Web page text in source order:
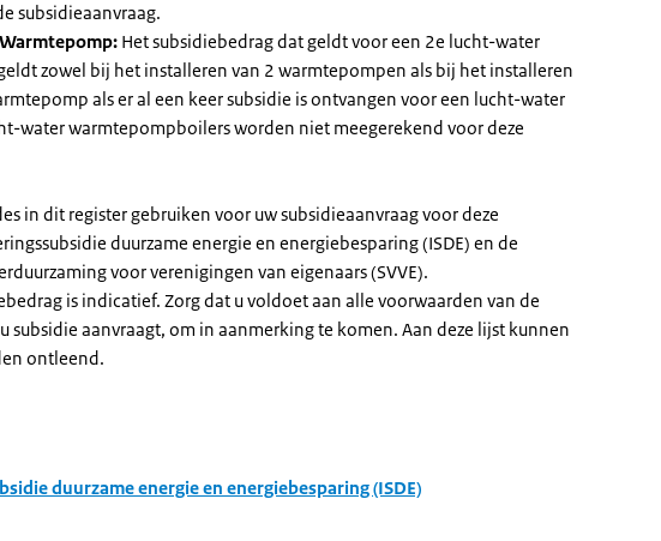
subsidieaanvraag.
Het subsidiebedrag dat geldt voor een 2e lucht-water
zowel bij het installeren van 2 warmtepompen als bij het installeren
als er al een keer subsidie is ontvangen voor een lucht-water
water warmtepompboilers worden niet meegerekend voor deze
in dit register gebruiken voor uw subsidieaanvraag voor deze
duurzame energie en energiebesparing (ISDE) en de
voor verenigingen van eigenaars (SVVE).
is indicatief. Zorg dat u voldoet aan alle voorwaarden van de
subsidie aanvraagt, om in aanmerking te komen. Aan deze lijst kunnen
ontleend.
duurzame energie en energiebesparing (ISDE)